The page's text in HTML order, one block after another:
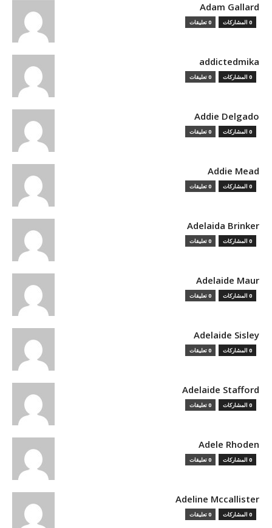
Adam Gallard
0 المشاركات 0 تعليقات
addictedmika
0 المشاركات 0 تعليقات
Addie Delgado
0 المشاركات 0 تعليقات
Addie Mead
0 المشاركات 0 تعليقات
Adelaida Brinker
0 المشاركات 0 تعليقات
Adelaide Maur
0 المشاركات 0 تعليقات
Adelaide Sisley
0 المشاركات 0 تعليقات
Adelaide Stafford
0 المشاركات 0 تعليقات
Adele Rhoden
0 المشاركات 0 تعليقات
Adeline Mccallister
0 المشاركات 0 تعليقات